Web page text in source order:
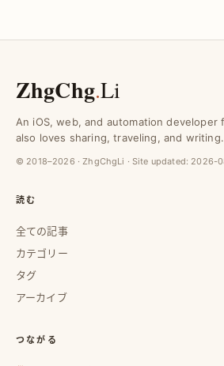
ZhgChg.Li
An iOS, web, and automation
also loves sharing, traveling, and writing.
© 2018–2026 · ZhgChgLi · Site updated: 2026-
読む
全ての記事
カテゴリー
タグ
アーカイブ
つながる